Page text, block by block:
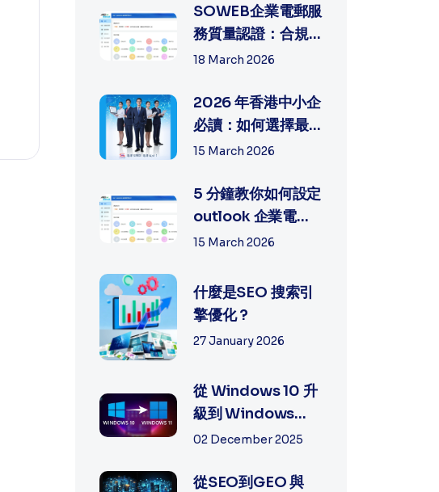
SOWEB企業電郵服
務質量認證：合規
與專業的雙重背書
18 March 2026
2026 年香港中小企
必讀：如何選擇最
穩定的公司電子郵
15 March 2026
5 分鐘教你如何設定
outlook 企業電郵,
手機電郵設定常見
15 March 2026
什麼是SEO 搜索引
擎優化 ?
27 January 2026
從 Windows 10 升
級到 Windows
11：全面指南, 細節
02 December 2025
從SEO到GEO 與